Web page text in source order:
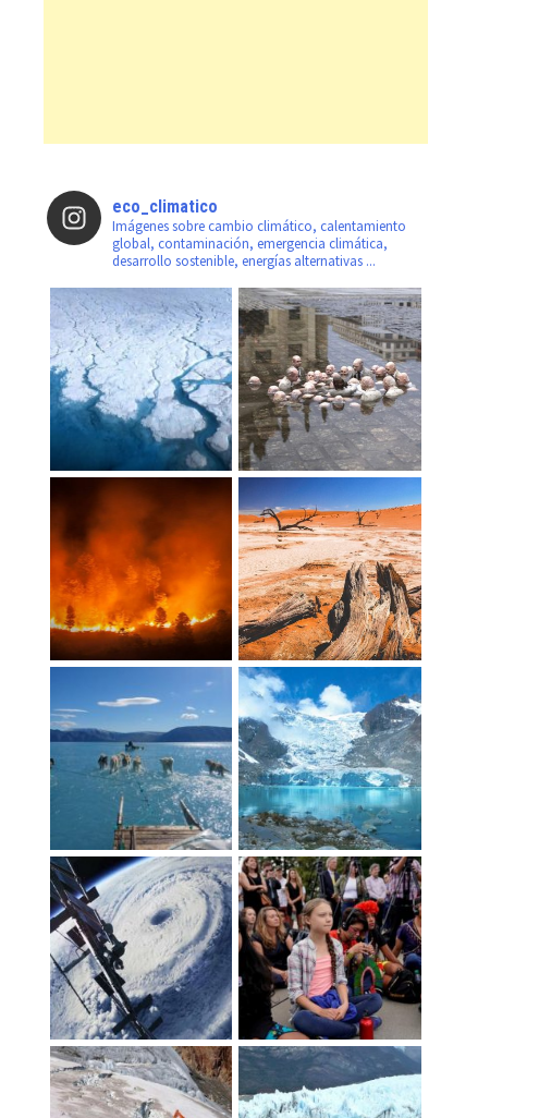
eco_climatico
Imágenes sobre cambio climático, calentamiento
global, contaminación, emergencia climática,
desarrollo sostenible, energías alternativas ...